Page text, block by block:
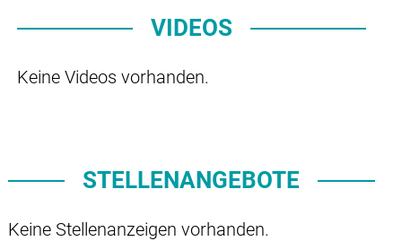
VIDEOS
Keine Videos vorhanden.
STELLENANGEBOTE
Keine Stellenanzeigen vorhanden.